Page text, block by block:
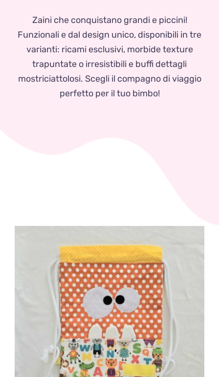
Sacche
Zaini
Pupazzi
Zaini che conquistano grandi e piccini!
Funzionali e dal design unico, disponibili in tre
varianti: ricami esclusivi, morbide texture
trapuntate o irresistibili e buffi dettagli
mostriciattolosi. Scegli il compagno di viaggio
perfetto per il tuo bimbo!